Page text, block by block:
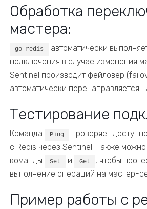
Обработка
мастера:
go-redis
автоматически
подключения в случае изменения
Sentinel производит фейловер
автоматически перенаправляется
Тестирование
Команда Ping
проверяет
с Redis через Sentinel. Также можно
команды
Set и Get
, чтобы
выполнение операций на мастер-
Пример работы с